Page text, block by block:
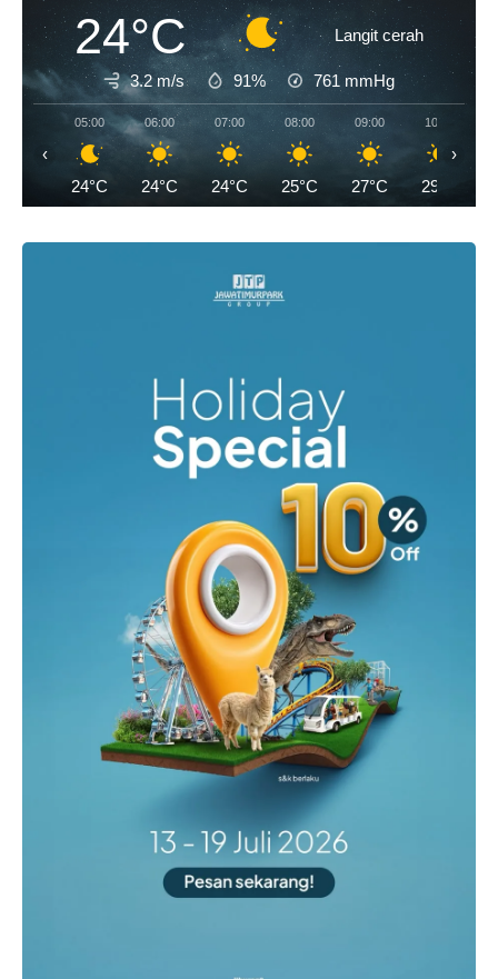
24°C Langit cerah
3.2 m/s 91% 761 mmHg
05:00
24°C
06:00
24°C
07:00
24°C
08:00
25°C
09:00
27°C
10:00
29°C
‹ ›